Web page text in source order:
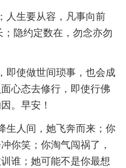
人生要从容，凡事向前
隐约定数在，勿念亦勿
即使做世间琐事，也会成
心态去修行，即使行佛
。早安！
生人间，她飞奔而来；你
你笑；你淘气闯祸了，
谁；她可能不是你最想